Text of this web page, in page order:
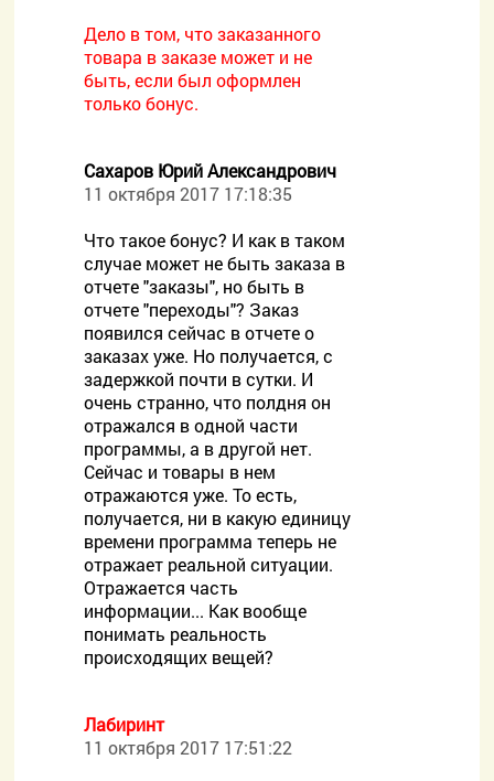
Дело в том, что заказанного
товара в заказе может и не
быть, если был оформлен
только бонус.
Сахаров Юрий Александрович
11 октября 2017 17:18:35
Что такое бонус? И как в таком
случае может не быть заказа в
отчете "заказы", но быть в
отчете "переходы"? Заказ
появился сейчас в отчете о
заказах уже. Но получается, с
задержкой почти в сутки. И
очень странно, что полдня он
отражался в одной части
программы, а в другой нет.
Сейчас и товары в нем
отражаются уже. То есть,
получается, ни в какую единицу
времени программа теперь не
отражает реальной ситуации.
Отражается часть
информации... Как вообще
понимать реальность
происходящих вещей?
Лабиринт
11 октября 2017 17:51:22